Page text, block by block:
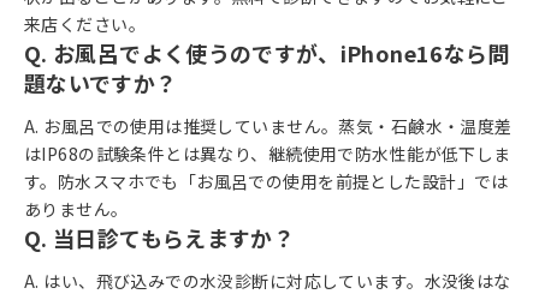
来店ください。
Q. お風呂でよく使うのですが、iPhone16なら問
題ないですか？
A. お風呂での使用は推奨していません。蒸気・石鹸水・温度差
はIP68の試験条件とは異なり、継続使用で防水性能が低下しま
す。防水スマホでも「お風呂での使用を前提とした設計」では
ありません。
Q. 当日診てもらえますか？
A. はい、飛び込みでの水没診断に対応しています。水没後はな